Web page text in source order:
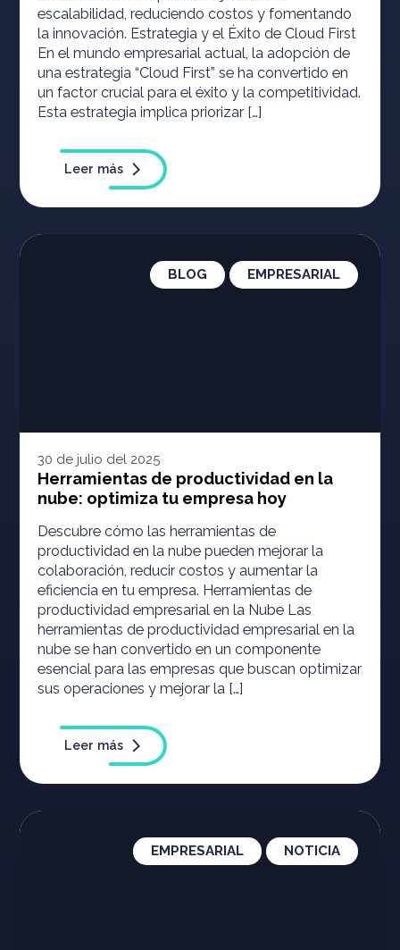
escalabilidad, reduciendo costos y fomentando
la innovación. Estrategia y el Éxito de Cloud First
En el mundo empresarial actual, la adopción de
una estrategia “Cloud First” se ha convertido en
un factor crucial para el éxito y la competitividad.
Esta estrategia implica priorizar […]
Leer más
30 de julio del 2025
Herramientas de productividad en la
nube: optimiza tu empresa hoy
Descubre cómo las herramientas de
productividad en la nube pueden mejorar la
colaboración, reducir costos y aumentar la
eficiencia en tu empresa. Herramientas de
productividad empresarial en la Nube Las
herramientas de productividad empresarial en la
nube se han convertido en un componente
esencial para las empresas que buscan optimizar
sus operaciones y mejorar la […]
Leer más
BLOG EMPRESARIAL
EMPRESARIAL NOTICIA